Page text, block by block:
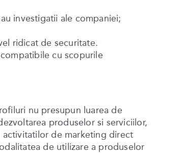
investigatii ale companiei;
ridicat de securitate.
cu scopurile
nu presupun luarea de
produselor si serviciilor,
activitatilor de marketing direct
de utilizare a produselor